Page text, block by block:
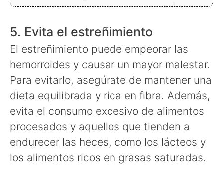
5. Evita el estreñimiento
El estreñimiento puede empeorar las
hemorroides y causar un mayor malestar.
Para evitarlo, asegúrate de mantener una
dieta equilibrada y rica en fibra. Además,
evita el consumo excesivo de alimentos
procesados y aquellos que tienden a
endurecer las heces, como los lácteos y
los alimentos ricos en grasas saturadas.